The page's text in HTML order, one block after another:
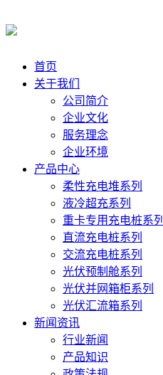
首页
关于我们
公司简介
企业文化
服务理念
企业环境
产品中心
柔性充电堆系列
液冷超充系列
重卡专用充电桩系列
直流充电桩系列
交流充电桩系列
光伏预制舱系列
光伏并网箱柜系列
光伏汇流箱系列
新闻资讯
行业新闻
产品知识